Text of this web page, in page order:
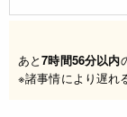
あと7時間56分以内
※諸事情により遅れ